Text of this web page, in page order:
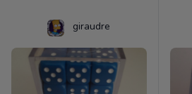
giraudre